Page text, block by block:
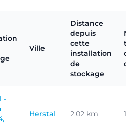
Ville
Distance
depuis
cette
installation
de
stockage
-
Herstal 2.02 km 14